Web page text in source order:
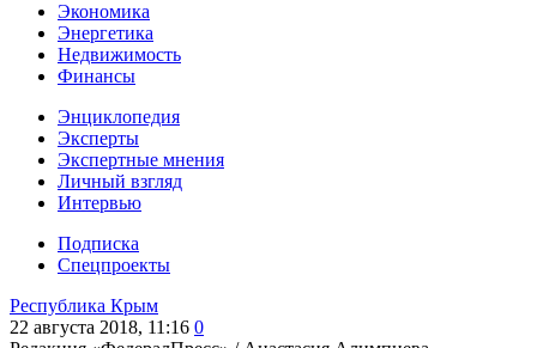
Экономика
Энергетика
Недвижимость
Финансы
Энциклопедия
Эксперты
Экспертные мнения
Личный взгляд
Интервью
Подписка
Спецпроекты
Республика Крым
22 августа 2018, 11:16 0